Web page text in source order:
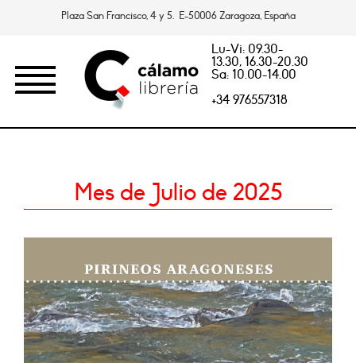
Plaza San Francisco, 4 y 5. E-50006 Zaragoza, España
Lu-Vi: 09.30-
13.30, 16.30-20.30
Sa: 10.00-14.00
+34 976557318
Mes de Julio de 2025